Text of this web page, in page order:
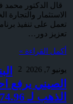
قال الدكتور محمد
الاستثمار والتجارة
تعمل على تنفيذ
تعزيز دور…
أكمل القراءة »
يونيو 7, 2026 2
الصيني يرفع
الذهب لـ 74.96 مليون أوقية